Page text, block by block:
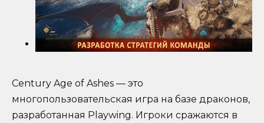
Century Age of Ashes — это
многопользовательская игра на базе драконов,
разработанная Playwing. Игроки сражаются в